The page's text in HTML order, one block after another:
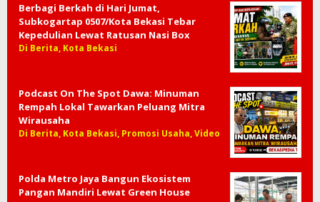
Berbagi Berkah di Hari Jumat,
Subkogartap 0507/Kota Bekasi Tebar
Kepedulian Lewat Ratusan Nasi Box
Di Berita, Kota Bekasi
Podcast On The Spot Dawa: Minuman
Rempah Lokal Tawarkan Peluang Mitra
Wirausaha
Di Berita, Kota Bekasi, Promosi Usaha, Video
Polda Metro Jaya Bangun Ekosistem
Pangan Mandiri Lewat Green House